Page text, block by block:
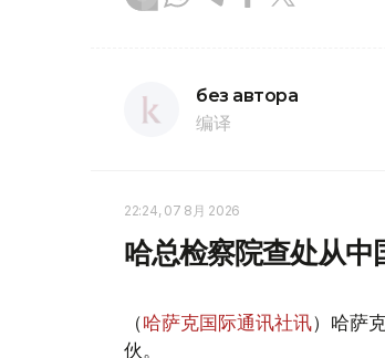
без автора
编译
22:24, 07 8月 2026
哈总检察院查处从
（哈萨克国际通讯社讯）哈萨
伙。